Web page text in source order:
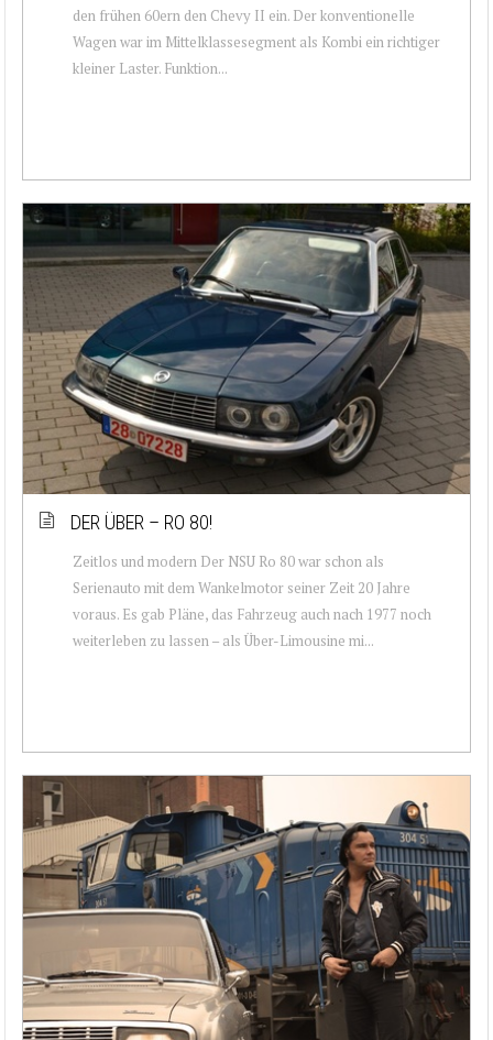
den frühen 60ern den Chevy II ein. Der konventionelle
Wagen war im Mittelklassesegment als Kombi ein richtiger
kleiner Laster. Funktion...
DER ÜBER – RO 80!
Zeitlos und modern Der NSU Ro 80 war schon als
Serienauto mit dem Wankelmotor seiner Zeit 20 Jahre
voraus. Es gab Pläne, das Fahrzeug auch nach 1977 noch
weiterleben zu lassen – als Über-Limousine mi...